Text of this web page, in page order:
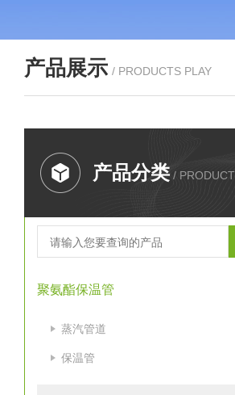
产品展示 / PRODUCTS PLAY
产品分类 / PRODUCT
聚氨酯保温管
蒸汽管道
保温管